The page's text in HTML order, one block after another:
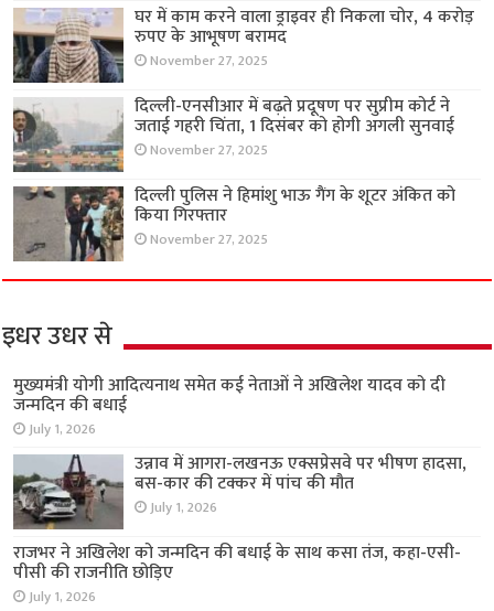
घर में काम करने वाला ड्राइवर ही निकला चोर, 4 करोड़
रुपए के आभूषण बरामद
November 27, 2025
दिल्ली-एनसीआर में बढ़ते प्रदूषण पर सुप्रीम कोर्ट ने
जताई गहरी चिंता, 1 दिसंबर को होगी अगली सुनवाई
November 27, 2025
दिल्ली पुलिस ने हिमांशु भाऊ गैंग के शूटर अंकित को
किया गिरफ्तार
November 27, 2025
इधर उधर से
मुख्यमंत्री योगी आदित्यनाथ समेत कई नेताओं ने अखिलेश यादव को दी
जन्मदिन की बधाई
July 1, 2026
उन्नाव में आगरा-लखनऊ एक्सप्रेसवे पर भीषण हादसा,
बस-कार की टक्कर में पांच की मौत
July 1, 2026
राजभर ने अखिलेश को जन्मदिन की बधाई के साथ कसा तंज, कहा-एसी-
पीसी की राजनीति छोड़िए
July 1, 2026